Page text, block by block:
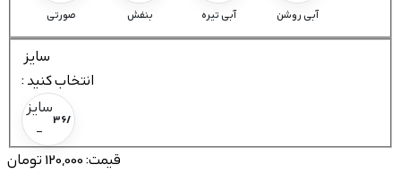
صورتی بنفش آبی تیره آبی روشن
سایز
: انتخاب کنید
سایز
-
36/42
قیمت: